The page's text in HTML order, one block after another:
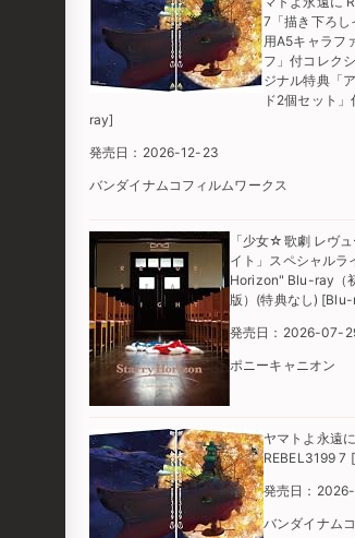
7「描き下ろし
用A5キャラフ
フ」付コレク
ジナル特典「
ド2個セット
ray]
発売日：2026-12-23
バンダイナムコフィルムワークス
「少女☆歌劇 レヴ
イト」スペシャルラ
Horizon" Blu-ray（
版）(特典なし)
発売日：2026-07-
ポニーキャニオン
ヤマトよ永遠に
REBEL3199 7
発売日：
バンダイナム